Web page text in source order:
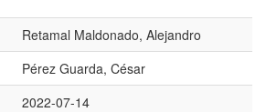
Retamal Maldonado, Alejandro
Pérez Guarda, César
2022-07-14